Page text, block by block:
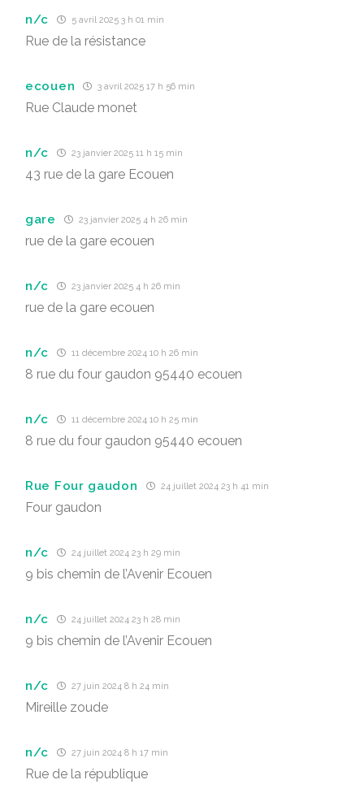
n/c 5 avril 2025 3 h 01 min
Rue de la résistance
ecouen 3 avril 2025 17 h 56 min
Rue Claude monet
n/c 23 janvier 2025 11 h 15 min
43 rue de la gare Ecouen
gare 23 janvier 2025 4 h 26 min
rue de la gare ecouen
n/c 23 janvier 2025 4 h 26 min
rue de la gare ecouen
n/c 11 décembre 2024 10 h 26 min
8 rue du four gaudon 95440 ecouen
n/c 11 décembre 2024 10 h 25 min
8 rue du four gaudon 95440 ecouen
Rue Four gaudon 24 juillet 2024 23 h 41 min
Four gaudon
n/c 24 juillet 2024 23 h 29 min
9 bis chemin de l’Avenir Ecouen
n/c 24 juillet 2024 23 h 28 min
9 bis chemin de l’Avenir Ecouen
n/c 27 juin 2024 8 h 24 min
Mireille zoude
n/c 27 juin 2024 8 h 17 min
Rue de la république